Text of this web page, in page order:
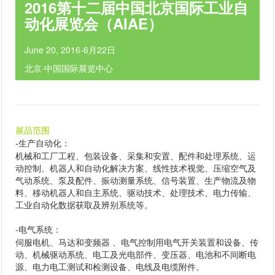
2016第十二届中国北京国际工业自
动化展览会（AIAE）
June 20, 2016-6月22日
北京·中国国际展览中心
展品范围
-生产自动化 ：
机械和工厂工程、包装设备、采集和安置、配件和处理系统、运
动控制、机器人和自动化解决方案、线性技术视觉、压缩空气及
气动系统、泵及配件、振动测量系统、信号装置、生产物流及物
料、移动机器人和自主系统、驱动技术、处理技术、电力传输、
工业自动化数据获取及辨别系统等。
-电气系统 ：
伺服电机、马达和变频器 、电气控制用电气开关装置和设备、传
动、机械驱动系统、电工及光电部件、变压器、电池和不间断电
源、电力电工测试和检测设备、电线及电缆附件。